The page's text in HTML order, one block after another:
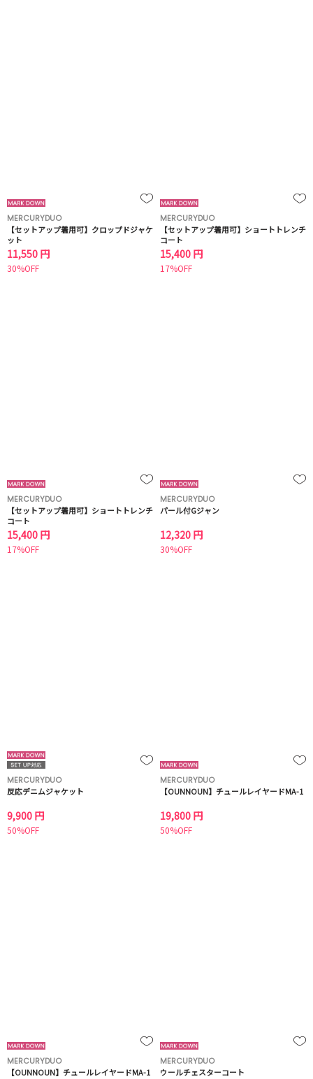
MERCURYDUO
【セットアップ着用可】クロップドジャケ
ット
11,550 円
30%OFF
MERCURYDUO
【セットアップ着用可】ショートトレンチ
コート
15,400 円
17%OFF
MERCURYDUO
【セットアップ着用可】ショートトレンチ
コート
15,400 円
17%OFF
MERCURYDUO
パール付Gジャン
12,320 円
30%OFF
MERCURYDUO
反応デニムジャケット
9,900 円
50%OFF
MERCURYDUO
【OUNNOUN】チュールレイヤードMA-1
19,800 円
50%OFF
MERCURYDUO
【OUNNOUN】チュールレイヤードMA-1
MERCURYDUO
ウールチェスターコート